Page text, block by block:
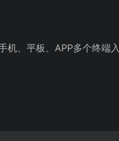
机、平板、APP多个终端入